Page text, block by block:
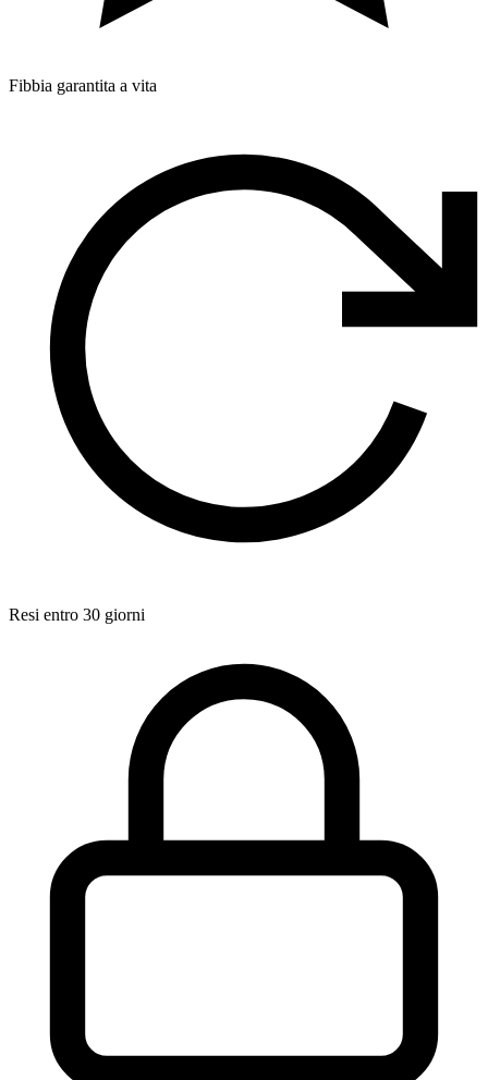
Fibbia garantita a vita
Resi entro 30 giorni